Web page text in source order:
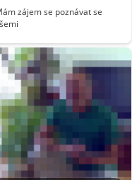
zájem se poznávat se